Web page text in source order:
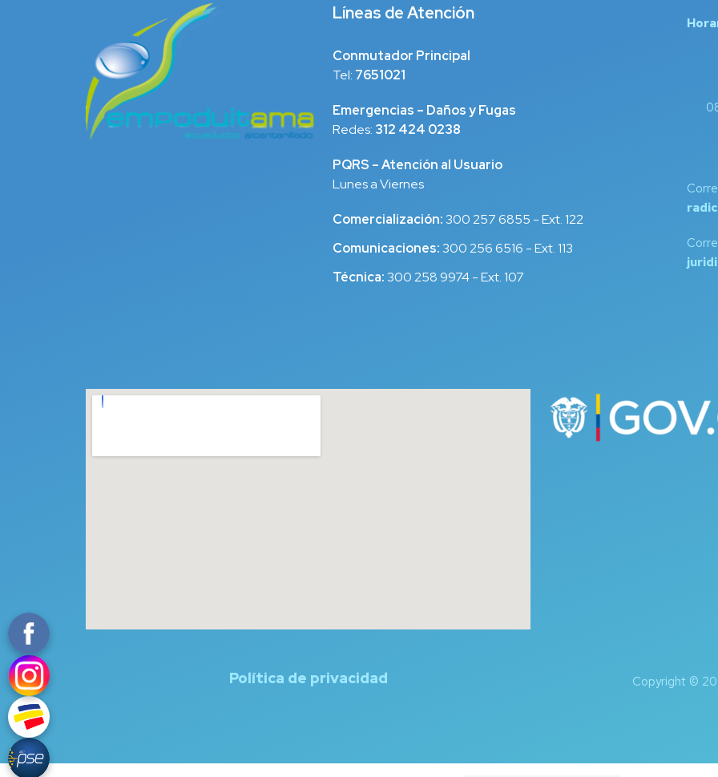
Líneas de Atención
Conmutador Principal
Tel: 7651021
Emergencias – Daños y Fugas
Redes: 312 424 0238
PQRS – Atención al Usuario
Lunes a Viernes
Comercialización:300 257 6855 - Ext. 122
Comunicaciones:300 256 6516 - Ext. 113
Técnica:300 258 9974 - Ext. 107
Política de privacidad Copyright ©